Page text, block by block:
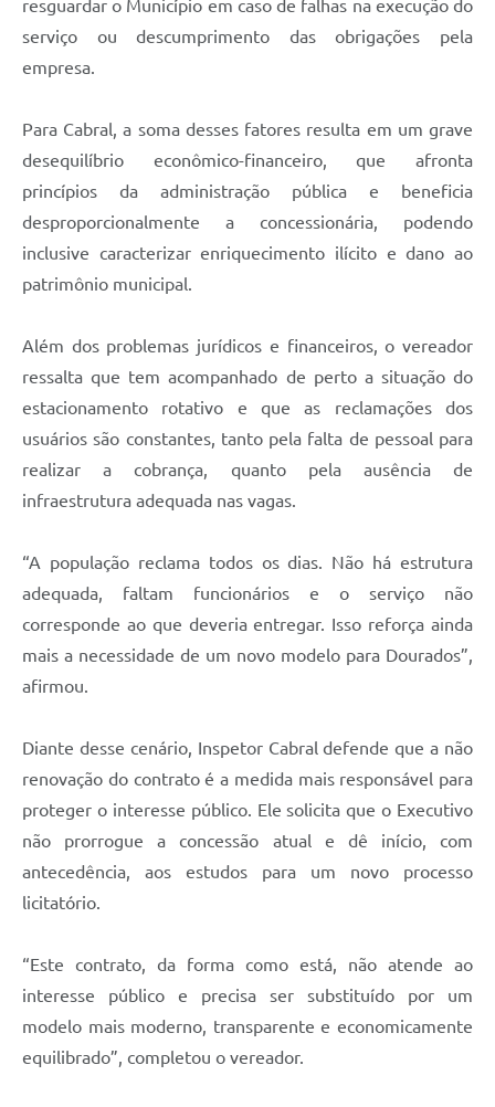
resguardar o Município em caso de falhas na execução do
serviço ou descumprimento das obrigações pela
empresa.
Para Cabral, a soma desses fatores resulta em um grave
desequilíbrio econômico-financeiro, que afronta
princípios da administração pública e beneficia
desproporcionalmente a concessionária, podendo
inclusive caracterizar enriquecimento ilícito e dano ao
patrimônio municipal.
Além dos problemas jurídicos e financeiros, o vereador
ressalta que tem acompanhado de perto a situação do
estacionamento rotativo e que as reclamações dos
usuários são constantes, tanto pela falta de pessoal para
realizar a cobrança, quanto pela ausência de
infraestrutura adequada nas vagas.
“A população reclama todos os dias. Não há estrutura
adequada, faltam funcionários e o serviço não
corresponde ao que deveria entregar. Isso reforça ainda
mais a necessidade de um novo modelo para Dourados”,
afirmou.
Diante desse cenário, Inspetor Cabral defende que a não
renovação do contrato é a medida mais responsável para
proteger o interesse público. Ele solicita que o Executivo
não prorrogue a concessão atual e dê início, com
antecedência, aos estudos para um novo processo
licitatório.
“Este contrato, da forma como está, não atende ao
interesse público e precisa ser substituído por um
modelo mais moderno, transparente e economicamente
equilibrado”, completou o vereador.